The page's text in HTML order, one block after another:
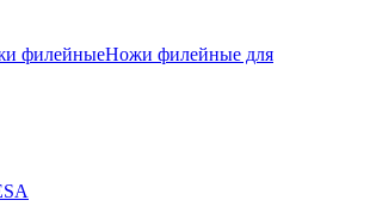
филейныеНожи филейные для